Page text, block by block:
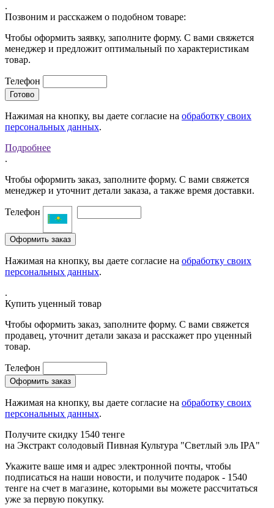
.
Позвоним и расскажем о подобном товаре:
Чтобы оформить заявку, заполните форму. С вами свяжется
менеджер и предложит оптимальный по характеристикам
товар.
Телефон
Нажимая на кнопку, вы даете согласие на обработку своих
персональных данных.
Подробнее
.
Чтобы оформить заказ, заполните форму. С вами свяжется
менеджер и уточнит детали заказа, а также время доставки.
Телефон
Нажимая на кнопку, вы даете согласие на обработку своих
персональных данных.
.
Купить уценный товар
Чтобы оформить заказ, заполните форму. С вами свяжется
продавец, уточнит детали заказа и расскажет про уценный
товар.
Телефон
Нажимая на кнопку, вы даете согласие на обработку своих
персональных данных.
Получите скидку 1540 тенге
на Экстракт солодовый Пивная Культура "Светлый эль IPA"
Укажите ваше имя и адрес электронной почты, чтобы
подписаться на наши новости, и получите подарок - 1540
тенге на счет в магазине, которыми вы можете рассчитаться
уже за первую покупку.